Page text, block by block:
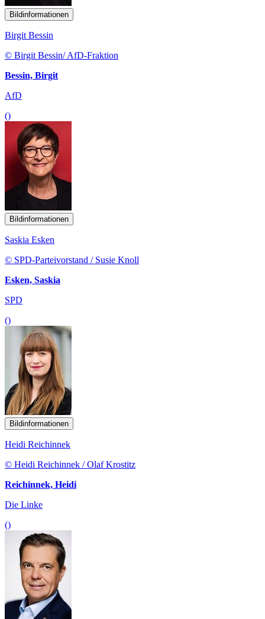
Bildinformationen
Birgit Bessin
© Birgit Bessin/ AfD-Fraktion
Bessin, Birgit
AfD
()
Bildinformationen
Saskia Esken
© SPD-Parteivorstand / Susie Knoll
Esken, Saskia
SPD
()
Bildinformationen
Heidi Reichinnek
© Heidi Reichinnek / Olaf Krostitz
Reichinnek, Heidi
Die Linke
()